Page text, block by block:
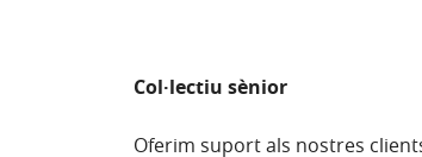
Col·lectiu sènior
Oferim suport als nostres